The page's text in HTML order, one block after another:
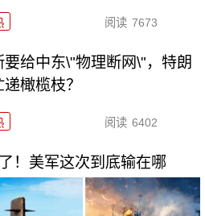
阅读 7673
要给中东\"物理断网\"，特朗
橄榄枝？
阅读 6402
！美军这次到底输在哪